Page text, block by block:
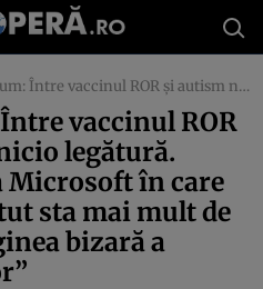
legătură. ”Camera tăcută” a Microsoft în care oamenii nu au putut sta mai mult de 45 de minute. Originea bizară a ”cercurilor zânelor”
vaccinul ROR
legătură.
Microsoft în care
sta mai mult de
bizară a